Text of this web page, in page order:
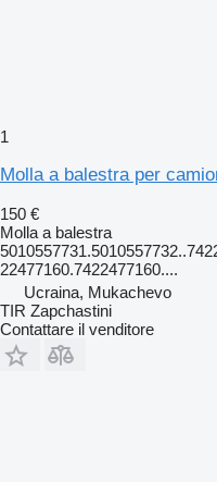
1
Molla a balestra per
150 €
Molla a balestra
22477160.7422477160....
Ucraina, Mukachevo
TIR Zapchastini
Contattare il venditore